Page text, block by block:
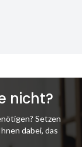
nicht?
Setzen
dabei, das